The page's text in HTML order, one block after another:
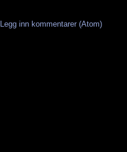
Legg inn kommentarer (Atom)